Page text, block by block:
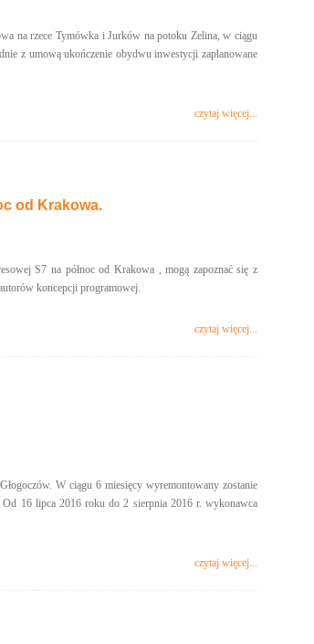
na rzece Tymówka i Jurków na potoku Zelina, w ciągu
z umową ukończenie obydwu inwestycji zaplanowane
czytaj więcej...
od Krakowa.
S7 na północ od Krakowa , mogą zapoznać się z
koncepcji programowej.
czytaj więcej...
W ciągu 6 miesięcy wyremontowany zostanie
16 lipca 2016 roku do 2 sierpnia 2016 r. wykonawca
czytaj więcej...